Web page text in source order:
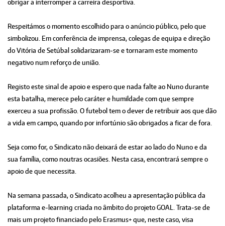
obrigar a interromper a carreira desportiva.
Respeitámos o momento escolhido para o anúncio público, pelo que
simbolizou. Em conferência de imprensa, colegas de equipa e direção
do Vitória de Setúbal solidarizaram-se e tornaram este momento
negativo num reforço de união.
Registo este sinal de apoio e espero que nada falte ao Nuno durante
esta batalha, merece pelo caráter e humildade com que sempre
exerceu a sua profissão. O futebol tem o dever de retribuir aos que dão
a vida em campo, quando por infortúnio são obrigados a ficar de fora.
Seja como for, o Sindicato não deixará de estar ao lado do Nuno e da
sua família, como noutras ocasiões. Nesta casa, encontrará sempre o
apoio de que necessita.
Na semana passada, o Sindicato acolheu a apresentação pública da
plataforma e-learning criada no âmbito do projeto GOAL. Trata-se de
mais um projeto financiado pelo Erasmus+ que, neste caso, visa